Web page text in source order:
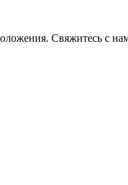
Свяжитесь с